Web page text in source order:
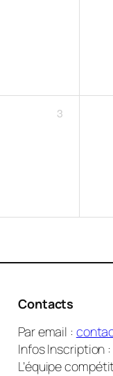
3
Contacts
Par email :
Infos Inscription :
L’équipe